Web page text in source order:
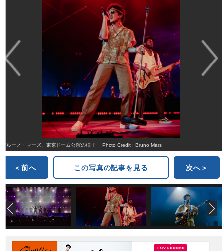
ブルーノ・マーズ、東京ドーム公演の様子 Photo Credit : Bruno Mars
＜前へ この写真の記事を見る 次へ＞